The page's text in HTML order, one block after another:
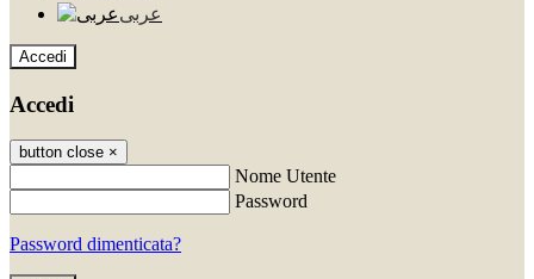
عربى
Accedi
Accedi
button close ×
Nome Utente
Password
Password dimenticata?